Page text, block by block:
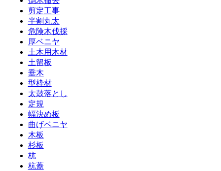
剪定工事
半割丸太
危険木伐採
厚ベニヤ
土木用木材
土留板
垂木
型枠材
太鼓落とし
定規
幅決め板
曲げベニヤ
木板
杉板
杭
杭蓋